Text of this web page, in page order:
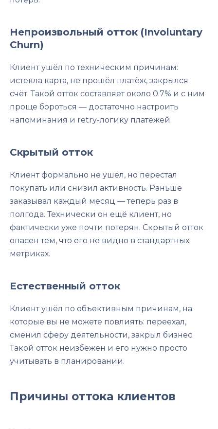
Непроизвольный отток (Involuntary
Churn)
Клиент ушёл по техническим причинам:
истекла карта, не прошёл платёж, закрылся
счёт. Такой отток составляет около 0.7% и с ним
проще бороться — достаточно настроить
напоминания и retry-логику платежей.
Скрытый отток
Клиент формально не ушёл, но перестал
покупать или снизил активность. Раньше
заказывал каждый месяц — теперь раз в
полгода. Технически он ещё клиент, но
фактически уже почти потерян. Скрытый отток
опасен тем, что его не видно в стандартных
метриках.
Естественный отток
Клиент ушёл по объективным причинам, на
которые вы не можете повлиять: переехал,
сменил сферу деятельности, закрыл бизнес.
Такой отток неизбежен и его нужно просто
учитывать в планировании.
Причины оттока клиентов